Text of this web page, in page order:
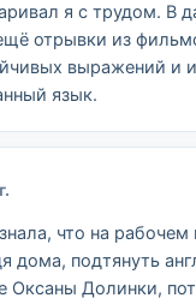
я с трудом. В
отрывки из
выражений и
язык.
что на
дома, подтянуть
Оксаны Долинки,